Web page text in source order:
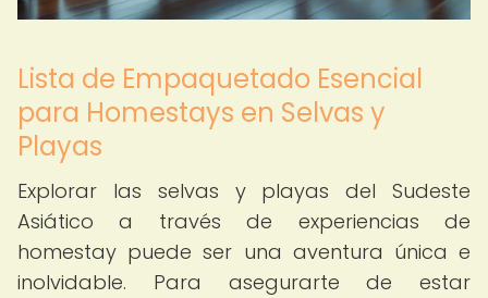
Lista de Empaquetado Esencial
para Homestays en Selvas y
Playas
Explorar las selvas y playas del Sudeste
Asiático a través de experiencias de
homestay puede ser una aventura única e
inolvidable. Para asegurarte de estar